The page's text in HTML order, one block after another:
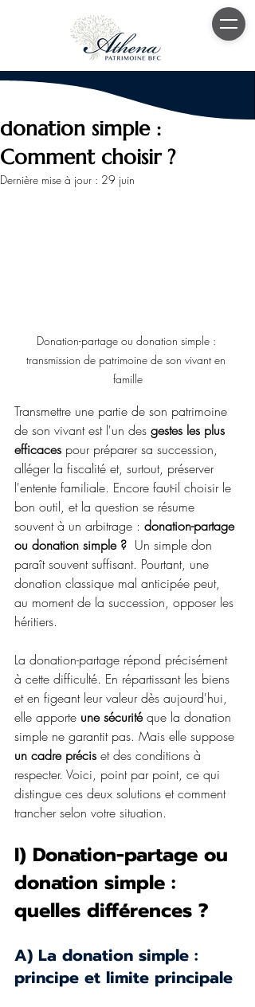
Donation-partage ou
donation simple :
Comment choisir ?
22 juin
Dernière mise à jour : 29 juin
Donation-partage ou donation simple :
transmission de patrimoine de son vivant en
famille
Transmettre une partie de son patrimoine
de son vivant est l'un des gestes les plus
efficaces pour préparer sa succession,
alléger la fiscalité et, surtout, préserver
l'entente familiale. Encore faut-il choisir le
bon outil, et la question se résume
souvent à un arbitrage : donation-partage
ou donation simple ?
  Un simple don
paraît souvent suffisant. Pourtant, une
donation classique mal anticipée peut,
au moment de la succession, opposer les
héritiers.
La donation-partage répond précisément
à cette difficulté. En répartissant les biens
et en figeant leur valeur dès aujourd'hui,
elle apporte une sécurité que la donation
simple ne garantit pas. Mais elle suppose
un cadre précis et des conditions à
respecter. Voici, point par point, ce qui
distingue ces deux solutions et comment
trancher selon votre situation.
I) Donation-partage ou
donation simple :
quelles différences ?
A) La donation simple :
principe et limite principale